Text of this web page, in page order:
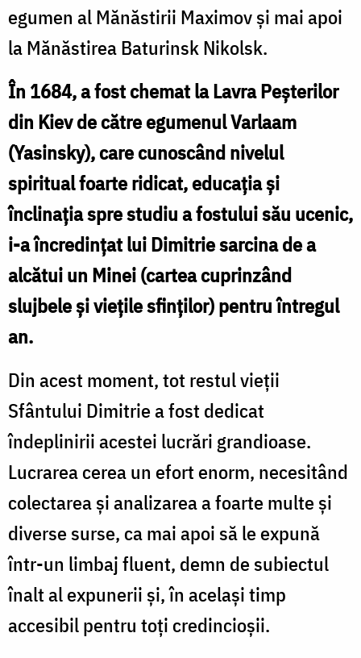
egumen al Mănăstirii Maximov și mai apoi
la Mănăstirea Baturinsk Nikolsk.
În 1684, a fost chemat la Lavra Peșterilor
din Kiev de către egumenul Varlaam
(Yasinsky), care cunoscând nivelul
spiritual foarte ridicat, educația și
înclinația spre studiu a fostului său ucenic,
i-a încredințat lui Dimitrie sarcina de a
alcătui un Minei (cartea cuprinzând
slujbele și viețile sfinților) pentru întregul
an.
Din acest moment, tot restul vieții
Sfântului Dimitrie a fost dedicat
îndeplinirii acestei lucrări grandioase.
Lucrarea cerea un efort enorm, necesitând
colectarea și analizarea a foarte multe și
diverse surse, ca mai apoi să le expună
într-un limbaj fluent, demn de subiectul
înalt al expunerii și, în același timp
accesibil pentru toți credincioșii.